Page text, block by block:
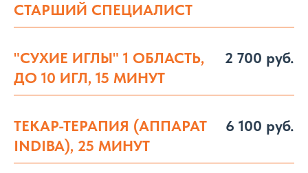
СТАРШИЙ СПЕЦИАЛИСТ
"СУХИЕ ИГЛЫ" 1 ОБЛАСТЬ,
ДО 10 ИГЛ, 15 МИНУТ
2 700 руб.
ТЕКАР-ТЕРАПИЯ (АППАРАТ
INDIBA), 25 МИНУТ
6 100 руб.